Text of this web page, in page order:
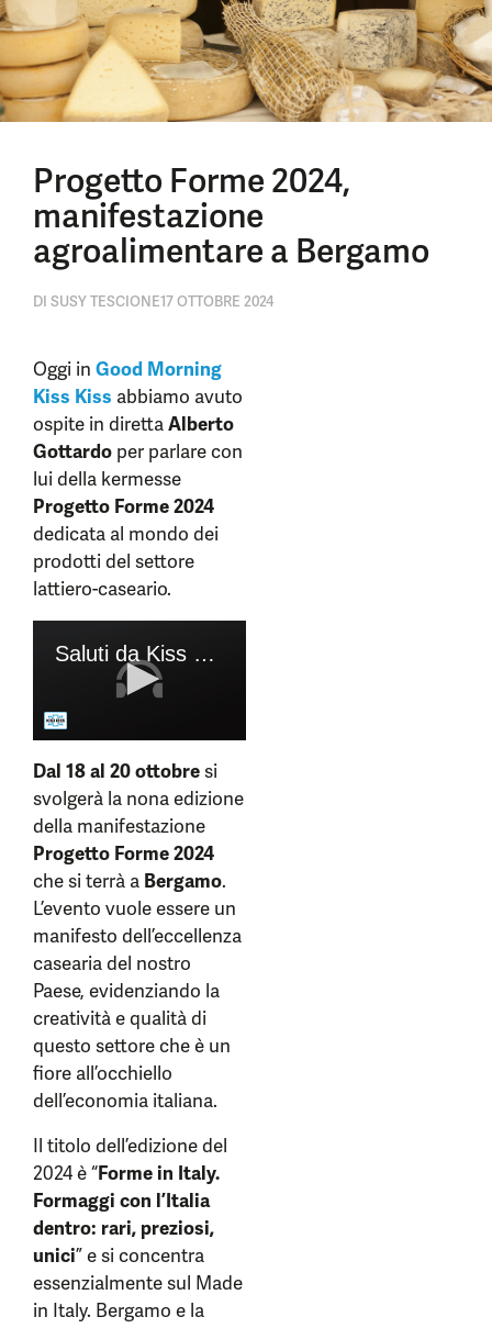
Progetto Forme 2024,
manifestazione
agroalimentare a Bergamo
DI SUSY TESCIONE17 OTTOBRE 2024
Oggi in Good Morning
Kiss Kiss abbiamo avuto
ospite in direttaAlberto
Gottardo per parlare con
lui della kermesse
Progetto Forme 2024
dedicata al mondo dei
prodotti del settore
lattiero-caseario.
Dal 18 al 20 ottobresi
svolgerà la nona edizione
della manifestazione
Progetto Forme 2024
che si terrà a Bergamo.
L’evento vuole essere un
manifesto dell’eccellenza
casearia del nostro
Paese, evidenziando la
creatività e qualità di
questo settore che è un
fiore all’occhiello
dell’economia italiana.
Il titolo dell’edizione del
2024 è “Forme in Italy.
Formaggi con l’Italia
dentro: rari, preziosi,
unici” e si concentra
essenzialmente sul Made
in Italy. Bergamo e la